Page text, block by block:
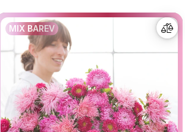
MIX BAREV